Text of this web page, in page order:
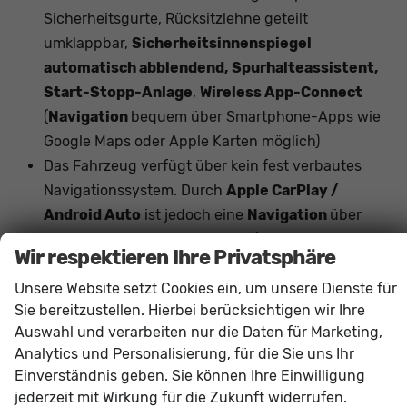
Sicherheitsgurte, Rücksitzlehne geteilt
umklappbar, Sicherheitsinnenspiegel
automatisch abblendend, Spurhalteassistent,
Start-Stopp-Anlage, Wireless App-Connect
( Navigation bequem über Smartphone-Apps wie
Google Maps oder Apple Karten möglich)
Das Fahrzeug verfügt über kein fest verbautes
Navigationssystem. Durch Apple CarPlay /
Android Auto ist jedoch eine Navigation über
oder Apple Karten) über denFahrzeugbildschirm
möglich.
Innen
Armlehnen
Mittelarmlehne, Fahrer
Fensterheber
elektrisch 4-fach
Wir respektieren Ihre Privatsphäre
Unsere Website setzt Cookies ein, um unsere Dienste für
Sie bereitzustellen. Hierbei berücksichtigen wir Ihre
Auswahl und verarbeiten nur die Daten für Marketing,
Analytics und Personalisierung, für die Sie uns Ihr
Einverständnis geben. Sie können Ihre Einwilligung
jederzeit mit Wirkung für die Zukunft widerrufen.